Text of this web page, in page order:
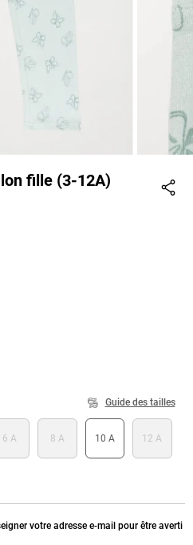
fille (3-12A)
Guide des tailles
6 A 8 A 10 A 12 A
votre adresse e-mail pour être averti